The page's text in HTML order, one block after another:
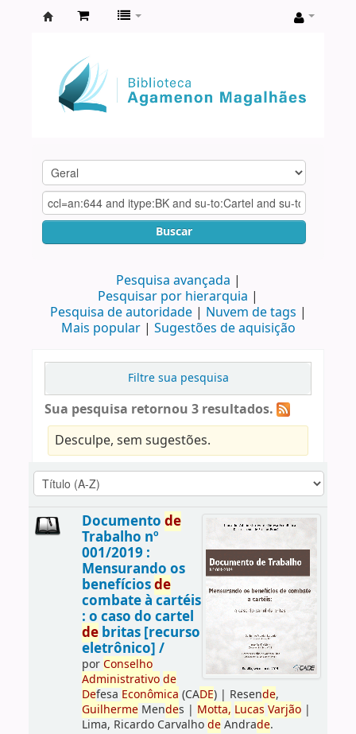
Agamenon
Magalhães
Buscar
Pesquisa avançada
Pesquisar por hierarquia
Pesquisa de autoridade
Nuvem de tags
Mais popular
Sugestões de aquisição
Filtre sua pesquisa
Sua pesquisa retornou 3 resultados.
Desculpe, sem sugestões.
Documento de
Trabalho nº
001/2019 :
Mensurando os
benefíciosde
combate à cartéis
: o caso do cartel
debritas [recurso
eletrônico] /
porConselho
Administrativo de
Defesa Econômica (CADE)| Resende,
GuilhermeMendes | Motta, Lucas Varjão|
Lima, Ricardo CarvalhodeAndrade.